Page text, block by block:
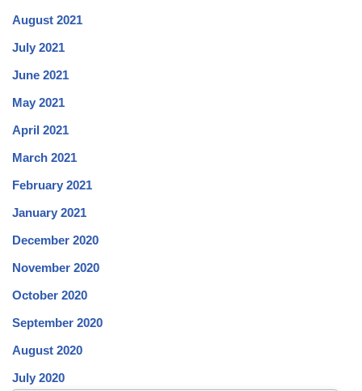
August 2021
July 2021
June 2021
May 2021
April 2021
March 2021
February 2021
January 2021
December 2020
November 2020
October 2020
September 2020
August 2020
July 2020